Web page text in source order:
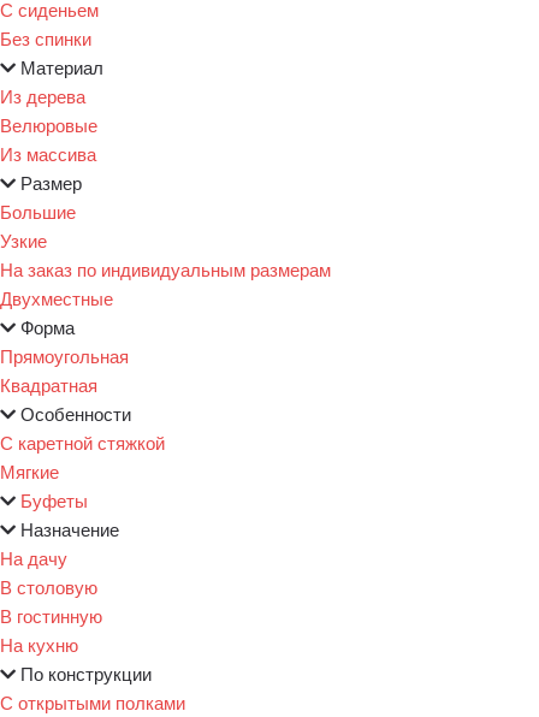
С сиденьем
Без спинки
Материал
Из дерева
Велюровые
Из массива
Размер
Большие
Узкие
На заказ по индивидуальным размерам
Двухместные
Форма
Прямоугольная
Квадратная
Особенности
С каретной стяжкой
Мягкие
Буфеты
Назначение
На дачу
В столовую
В гостинную
На кухню
По конструкции
С открытыми полками